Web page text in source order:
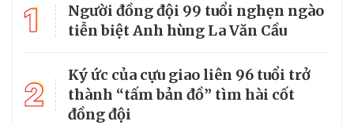
1
Người đồng đội 99 tuổi nghẹn ngào
tiễn biệt Anh hùng La Văn Cầu
2
Ký ức của cựu giao liên 96 tuổi trở
thành “tấm bản đồ” tìm hài cốt
đồng đội